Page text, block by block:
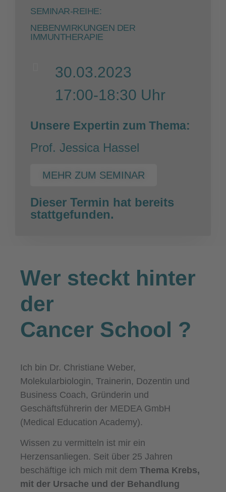
SEMINAR-REIHE:
NEBENWIRKUNGEN DER
IMMUNTHERAPIE
30.03.2023
17:00-18:30 Uhr
Unsere Expertin zum Thema:
Prof. Jessica Hassel
MEHR ZUM SEMINAR
Dieser Termin hat bereits
stattgefunden.
Wer steckt hinter
der
Cancer School ?
Ich bin Dr. Christiane Weber,
Molekularbiologin, Trainerin, Dozentin und
Business Coach, Gründerin und
Geschäftsführerin der MEDEA GmbH
(Medical Education Academy).
Wissen zu vermitteln ist mir ein
Herzensanliegen. Seit über 25 Jahren
beschäftige ich mich mit dem Thema Krebs,
mit der Ursache und der Behandlung